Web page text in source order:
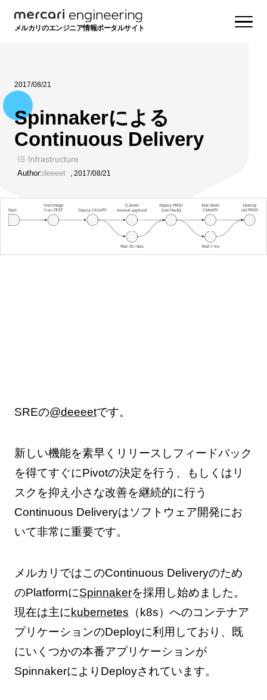
メルカリのエンジニア情報ポータルサイト
2017/08/21
Spinnakerによる
Continuous Delivery
Infrastructure
Author:deeeet , 2017/08/21
SREの@deeeetです。
新しい機能を素早くリリースしフィードバック
を得てすぐにPivotの決定を行う、もしくはリ
スクを抑え小さな改善を継続的に行う
Continuous Deliveryはソフトウェア開発にお
いて非常に重要です。
メルカリではこのContinuous Deliveryのため
のPlatformにSpinnakerを採用し始めました。
現在は主に kubernetes （k8s）へのコンテナア
プリケーションのDeployに利用しており、既
にいくつかの本番アプリケーションが
SpinnakerによりDeployされています。